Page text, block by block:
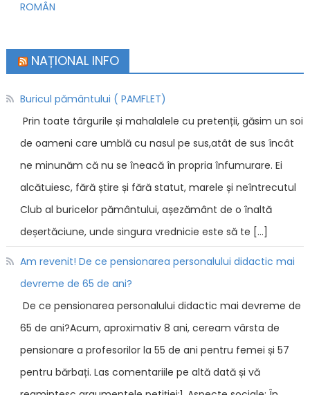
ROMÂN
NAȚIONAL INFO
Buricul pământului ( PAMFLET)
Prin toate târgurile și mahalalele cu pretenții, găsim un soi
de oameni care umblă cu nasul pe sus,atât de sus încât
ne minunăm că nu se îneacă în propria înfumurare. Ei
alcătuiesc, fără știre și fără statut, marele și neîntrecutul
Club al buricelor pământului, așezământ de o înaltă
deșertăciune, unde singura vrednicie este să te […]
Am revenit! De ce pensionarea personalului didactic mai
devreme de 65 de ani?
De ce pensionarea personalului didactic mai devreme de
65 de ani?Acum, aproximativ 8 ani, ceream vârsta de
pensionare a profesorilor la 55 de ani pentru femei și 57
pentru bărbați. Las comentariile pe altă dată și vă